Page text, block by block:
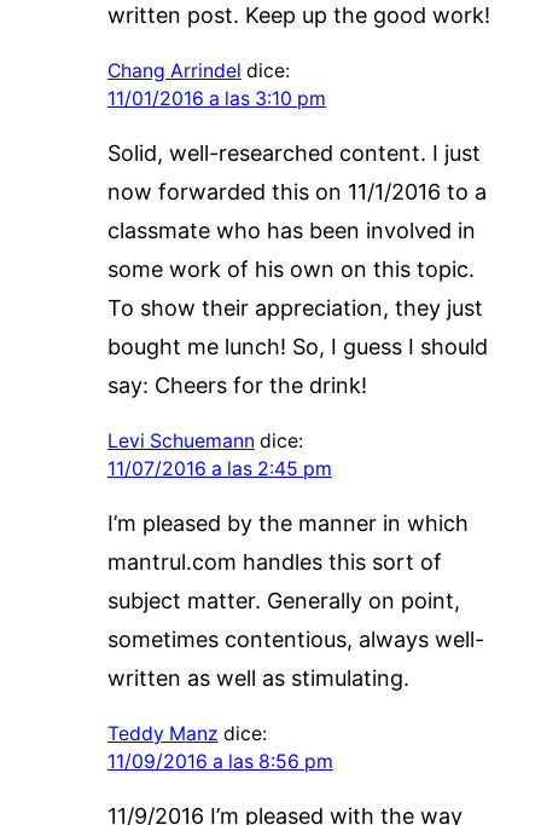
written post. Keep up the good work!
Chang Arrindel dice:
11/01/2016 a las 3:10 pm
Solid, well-researched content. I just
now forwarded this on 11/1/2016 to a
classmate who has been involved in
some work of his own on this topic.
To show their appreciation, they just
bought me lunch! So, I guess I should
say: Cheers for the drink!
Levi Schuemann dice:
11/07/2016 a las 2:45 pm
I’m pleased by the manner in which
mantrul.com handles this sort of
subject matter. Generally on point,
sometimes contentious, always well-
written as well as stimulating.
Teddy Manz dice:
11/09/2016 a las 8:56 pm
11/9/2016 I’m pleased with the way